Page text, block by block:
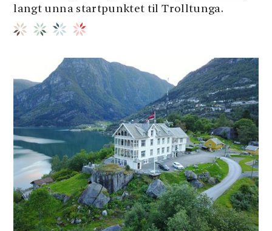
langt unna startpunktet til Trolltunga.